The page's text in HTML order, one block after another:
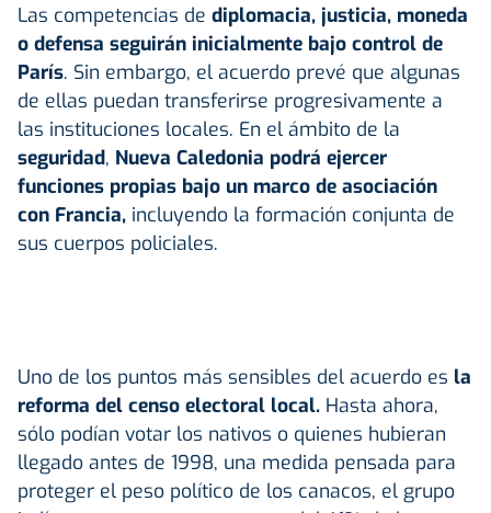
Las competencias de diplomacia, justicia, moneda
o defensa seguirán inicialmente bajo control de
París. Sin embargo, el acuerdo prevé que algunas
de ellas puedan transferirse progresivamente a
las instituciones locales. En el ámbito de la
seguridad, Nueva Caledonia podrá ejercer
funciones propias bajo un marco de asociación
con Francia, incluyendo la formación conjunta de
sus cuerpos policiales.
Uno de los puntos más sensibles del acuerdo es la
reforma del censo electoral local. Hasta ahora,
sólo podían votar los nativos o quienes hubieran
llegado antes de 1998, una medida pensada para
proteger el peso político de los canacos, el grupo